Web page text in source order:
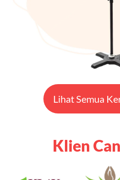
Lihat Semua
Klien